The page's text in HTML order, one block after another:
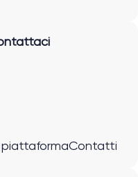
piattaformaContatti